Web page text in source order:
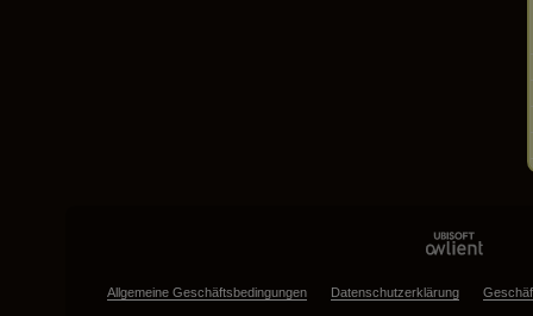
Allgemeine Geschäftsbedingungen Datenschutzerklärung